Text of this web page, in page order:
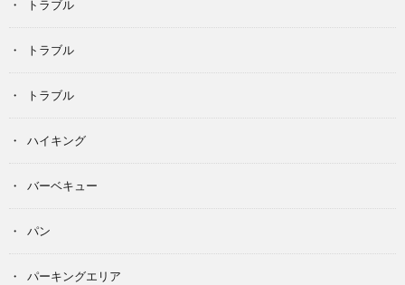
トラブル
トラブル
トラブル
ハイキング
バーベキュー
パン
パーキングエリア